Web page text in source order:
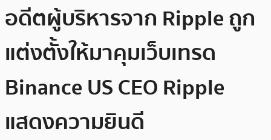
อดีตผู้บริหารจาก Ripple ถูก
แต่งตั้งให้มาคุมเว็บเทรด
Binance US CEO Ripple
แสดงความยินดี